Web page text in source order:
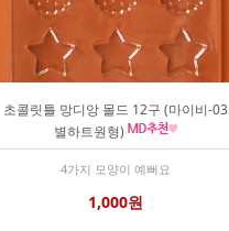
초콜릿틀 망디앙 몰드 12구 (마이비-03
별하트원형)
4가지 모양이 예뻐요
1,000원